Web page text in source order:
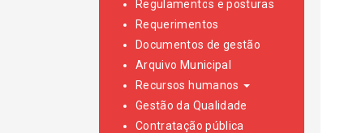
Regulamentos e posturas
Requerimentos
Documentos de gestão
Arquivo Municipal
Recursos humanos
Gestão da Qualidade
Contratação pública